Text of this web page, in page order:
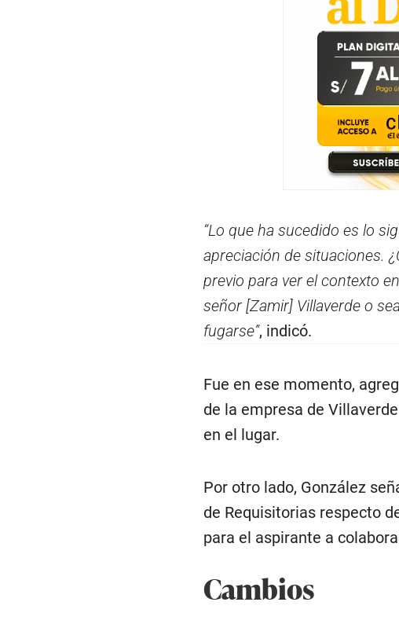
“Lo que ha sucedido es lo
apreciación de situaciones.
previo para ver el contexto
señor [Zamir] Villaverde o
fugarse”, indicó.
Fue en ese momento,
de la empresa de
en el lugar.
Por otro lado, González
de Requisitorias respecto
para el aspirante a
Cambios